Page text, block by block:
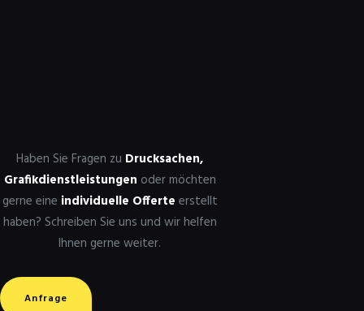
Haben Sie Fragen zu Drucksachen,
Grafikdienstleistungen oder möchten
gerne eine individuelle Offerte erstellt
haben? Schreiben Sie uns und wir helfen
Ihnen gerne weiter.
Anfrage